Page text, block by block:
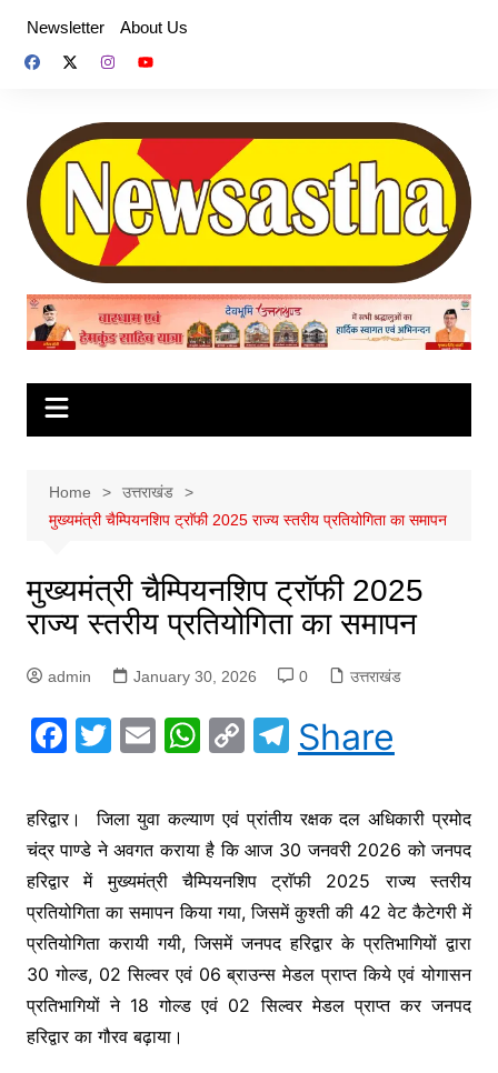
content
Newsletter About Us
Home
उत्तराखंड
मुख्यमंत्री चैम्पियनशिप ट्राॅफी 2025 राज्य स्तरीय प्रतियोगिता का समापन
मुख्यमंत्री चैम्पियनशिप ट्राॅफी 2025
राज्य स्तरीय प्रतियोगिता का समापन
admin January 30, 2026 0 उत्तराखंड
F
c
e
b
o
o
k
T
itt
er
E
ai
l
W
at
s
A
p
p
C
p
y
Li
n
k
T
el
e
gr
a
m
Share
हरिद्वार। जिला युवा कल्याण एवं प्रांतीय रक्षक दल अधिकारी प्रमोद
चंद्र पाण्डे ने अवगत कराया है कि आज 30 जनवरी 2026 को जनपद
हरिद्वार में मुख्यमंत्री चैम्पियनशिप ट्राॅफी 2025 राज्य स्तरीय
प्रतियोगिता का समापन किया गया, जिसमें कुश्ती की 42 वेट कैटेगरी में
प्रतियोगिता करायी गयी, जिसमें जनपद हरिद्वार के प्रतिभागियों द्वारा
30 गोल्ड, 02 सिल्वर एवं 06 ब्राउन्स मेडल प्राप्त किये एवं योगासन
प्रतिभागियों ने 18 गोल्ड एवं 02 सिल्वर मेडल प्राप्त कर जनपद
हरिद्वार का गौरव बढ़ाया।